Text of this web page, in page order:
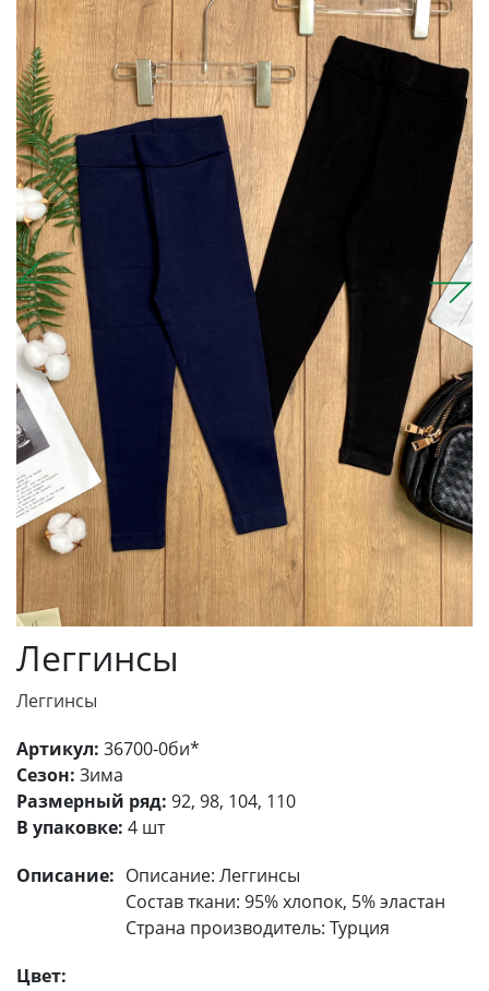
Леггинсы
Леггинсы
Артикул: 36700-0би*
Сезон: Зима
Размерный ряд: 92, 98, 104, 110
В упаковке: 4 шт
Описание: Описание: Леггинсы
Состав ткани: 95% хлопок, 5% эластан
Страна производитель: Турция
Цвет: